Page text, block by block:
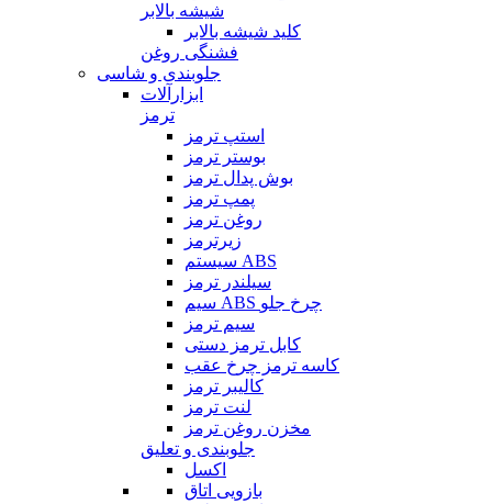
شیشه بالابر
کلید شیشه بالابر
فشنگی روغن
جلوبندی و شاسی
ابزارآلات
ترمز
استپ ترمز
بوستر ترمز
بوش پدال ترمز
پمپ ترمز
روغن ترمز
زیرترمز
سیستم ABS
سیلندر ترمز
سیم ABS چرخ جلو
سیم ترمز
کابل ترمز دستی
کاسه ترمز چرخ عقب
کالیبر ترمز
لنت ترمز
مخزن روغن ترمز
جلوبندی و تعلیق
اکسل
بازویی اتاق